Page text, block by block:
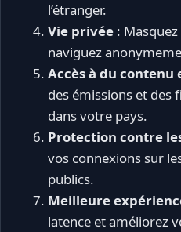
l’étranger.
Vie privée :
naviguez
Accès à du contenu
des émissions et des
dans votre pays.
Protection contre
vos connexions sur
publics.
Meilleure
latence et améliorez